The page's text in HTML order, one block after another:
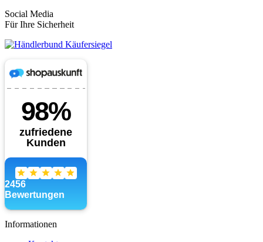
Social Media
Für Ihre Sicherheit
Informationen